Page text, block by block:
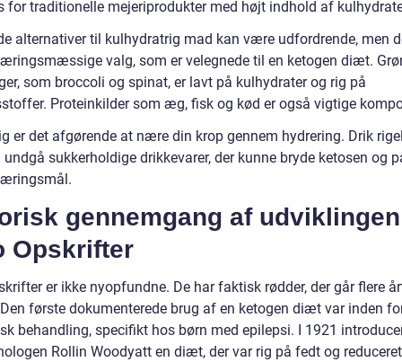
for traditionelle mejeriprodukter med højt indhold af
alternativer til kulhydratrig mad kan være udfordrende, men
valg, som er velegnede til en ketogen diæt.
som broccoli og spinat, er lavt på kulhydrater og rig på
Proteinkilder som æg, fisk og kød er også vigtige
er det afgørende at nære din krop gennem hydrering. Drik
sukkerholdige drikkevarer, der kunne bryde ketosen og
gennemgang af
Opskrifter
er ikke nyopfundne. De har faktisk rødder, der går flere
første dokumenterede brug af en ketogen diæt var inden
behandling, specifikt hos børn med epilepsi. I 1921
Rollin Woodyatt en diæt, der var rig på fedt og reduceret